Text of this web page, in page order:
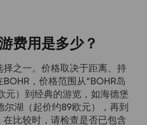
费用是多少？
之一。价格取决于距离、持
，价格范围从“BOHR岛
元）到经典的游览，如海德堡
尔湖（起价约89欧元），再到
比较时，请检查是否已包含